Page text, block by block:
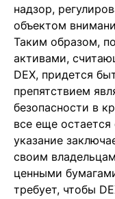
надзор,
объектом
Таким образом,
активами,
DEX, придется
препятствием
безопасности в
все еще
указание
своим
ценными
требует, чтобы